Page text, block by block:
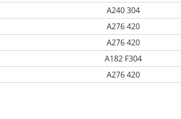
A240 304
A276 420
A276 420
A182 F304
A276 420